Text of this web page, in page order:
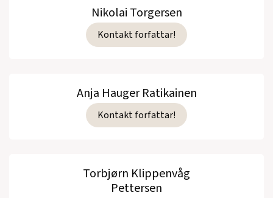
Nikolai Torgersen
Kontakt forfattar!
Anja Hauger Ratikainen
Kontakt forfattar!
Torbjørn Klippenvåg
Pettersen